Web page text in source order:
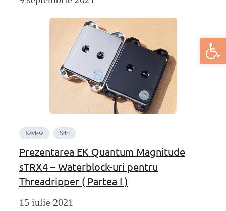
Deschide
Review Stiri
Prezentarea EK Quantum Magnitude
sTRX4 – Waterblock-uri pentru
Threadripper ( Partea I )
15 iulie 2021